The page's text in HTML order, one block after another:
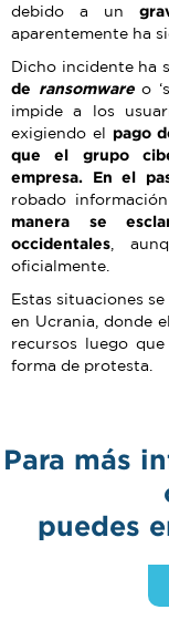
debido a un
aparentemente ha
Dicho incidente ha
de ransomwareo
impide a los
exigiendo el pago
que el grupo
empresa. En el
robado
manera se
occidentales ,
oficialmente.
Estas situaciones
en Ucrania, donde
recursos luego
forma de protesta.
Para más
puedes